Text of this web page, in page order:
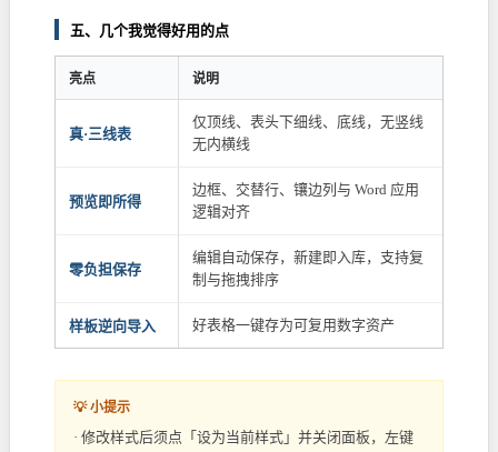
五、几个我觉得好用的点
亮点 说明
真·三线表
仅顶线、表头下细线、底线，无竖线
无内横线
预览即所得
边框、交替行、镶边列与 Word 应用
逻辑对齐
零负担保存
编辑自动保存，新建即入库，支持复
制与拖拽排序
样板逆向导入 好表格一键存为可复用数字资产
💡 小提示
· 修改样式后须点「设为当前样式」并关闭面板，左键